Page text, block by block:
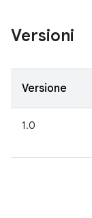
Versioni
Versione
1.0